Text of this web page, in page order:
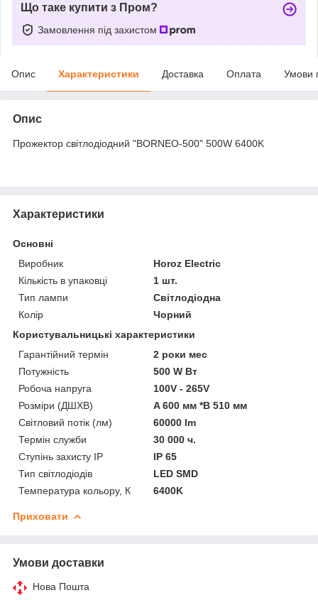
Що таке купити з Пром?
Замовлення під захистом
Опис Характеристики Доставка Оплата Умови
Опис
Прожектор світлодіодний "BORNEO-500" 500W 6400K
Характеристики
Основні
Виробник
Horoz Electric
Кількість в упаковці
1 шт.
Тип лампи
Світлодіодна
Колір
Чорний
Користувальницькі характеристики
Гарантійний термін
2 роки мес
Потужність
500 W Вт
Робоча напруга
100V - 265V
Розміри (ДШХВ)
A 600 мм *B 510 мм
Світловий потік (лм)
60000 lm
Термін служби
30 000 ч.
Ступінь захисту IP
IP 65
Тип світлодіодів
LED SMD
Температура кольору, К
6400K
Приховати
Умови доставки
Нова Пошта